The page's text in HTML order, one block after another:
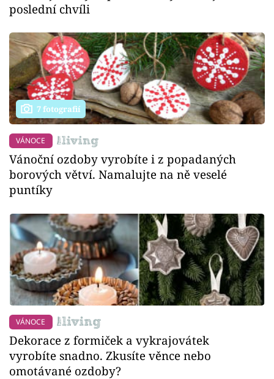
poslední chvíli
7 fotografií
VÁNOCE
Vánoční ozdoby vyrobíte i z popadaných
borových větví. Namalujte na ně veselé
puntíky
VÁNOCE
Dekorace z formiček a vykrajovátek
vyrobíte snadno. Zkusíte věnce nebo
omotávané ozdoby?